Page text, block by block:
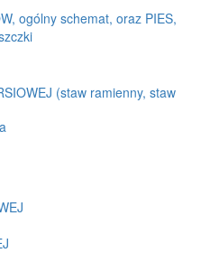
ogólny schemat, oraz PIES,
(staw ramienny, staw